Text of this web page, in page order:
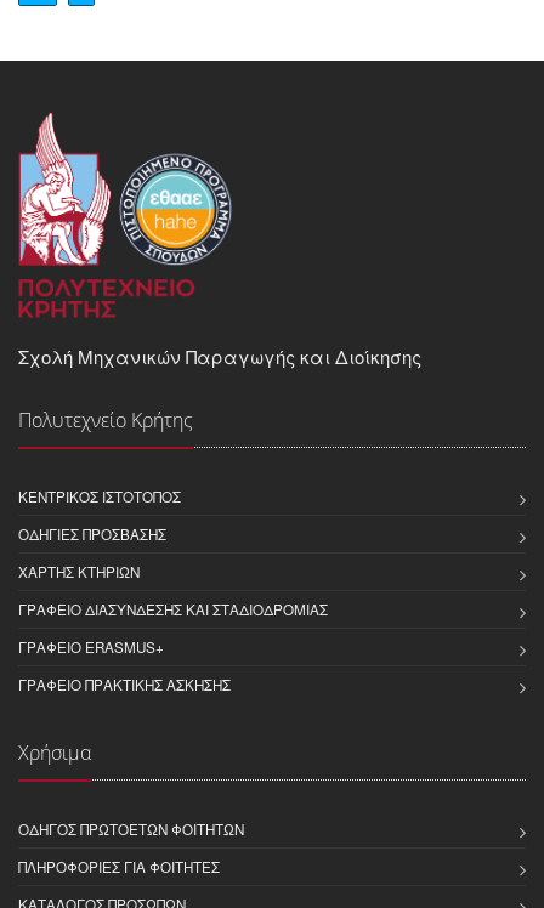
Σχολή Μηχανικών Παραγωγής και Διοίκησης
Πολυτεχνείο Κρήτης
ΚΕΝΤΡΙΚΌΣ ΙΣΤΌΤΟΠΟΣ
ΟΔΗΓΊΕΣ ΠΡΌΣΒΑΣΗΣ
ΧΆΡΤΗΣ ΚΤΗΡΊΩΝ
ΓΡΑΦΕΊΟ ΔΙΑΣΎΝΔΕΣΗΣ ΚΑΙ ΣΤΑΔΙΟΔΡΟΜΊΑΣ
ΓΡΑΦΕΊΟ ERASMUS+
ΓΡΑΦΕΊΟ ΠΡΑΚΤΙΚΉΣ ΆΣΚΗΣΗΣ
Χρήσιμα
ΟΔΗΓΌΣ ΠΡΩΤΟΕΤΏΝ ΦΟΙΤΗΤΏΝ
ΠΛΗΡΟΦΟΡΊΕΣ ΓΙΑ ΦΟΙΤΗΤΈΣ
ΚΑΤΆΛΟΓΟΣ ΠΡΟΣΏΠΩΝ